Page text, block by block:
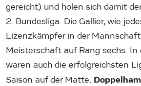
gereicht) und holen sich damit
2. Bundesliga. Die Gallier, wie
Lizenzkämpfer in der
Meisterschaft auf Rang sechs. In
waren auch die erfolgreichsten
Saison auf der Matte.